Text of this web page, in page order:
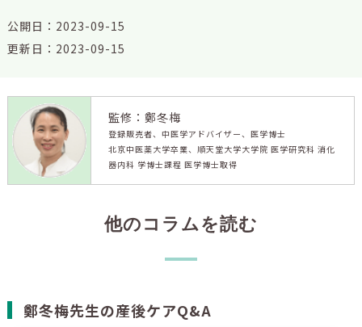
公開日：2023-09-15
更新日：2023-09-15
監修：鄭冬梅
登録販売者、中医学アドバイザー、医学博士
北京中医薬大学卒業、順天堂大学大学院 医学研究科 消化
器内科 学博士課程 医学博士取得
他のコラムを読む
鄭冬梅先生の産後ケアQ&A